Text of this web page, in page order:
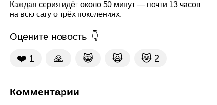
Каждая серия идёт около 50 минут — почти 13 часов
на всю сагу о трёх поколениях.
Оцените новость
❤️ 1 🙏 😹 🙀 😿 2
Комментарии